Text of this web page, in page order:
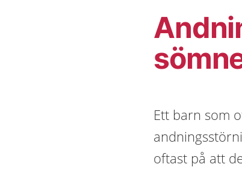
Ett barn som
oftast på att